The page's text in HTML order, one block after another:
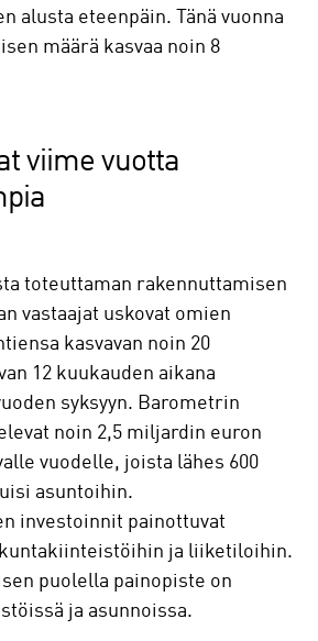
alusta eteenpäin. Tänä vuonna
määrä kasvaa noin 8
viime vuotta
toteuttaman rakennuttamisen
vastaajat uskovat omien
kasvavan noin 20
12 kuukauden aikana
syksyyn. Barometrin
noin 2,5 miljardin euron
vuodelle, joista lähes 600
asuntoihin.
investoinnit painottuvat
ja liiketiloihin.
puolella painopiste on
ja asunnoissa.